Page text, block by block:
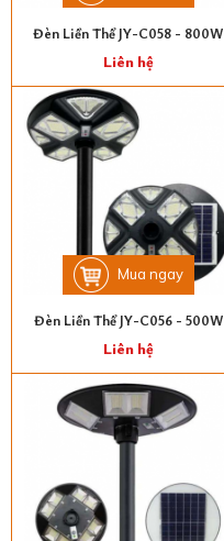
Đèn Liền Thể JY-C058 - 800W
Liên hệ
Mua ngay
Đèn Liền Thể JY-C056 - 500W
Liên hệ